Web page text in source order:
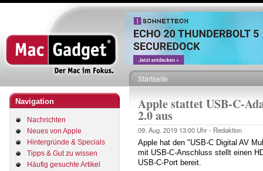
Direkt
zum
Inhalt
Navigation
Nachrichten
Neues von Apple
Hintergründe & Specials
Tipps & Gut zu wissen
Häufig gesuchte Artikel
Pfadnavigation
Startseite
Apple stattet USB-C-
2.0 aus
09. Aug. 2019 13:00 Uhr - Redaktion
Apple hat den "USB‑C Digital AV
mit USB-C-Anschluss stellt einen
USB-C-Port bereit.